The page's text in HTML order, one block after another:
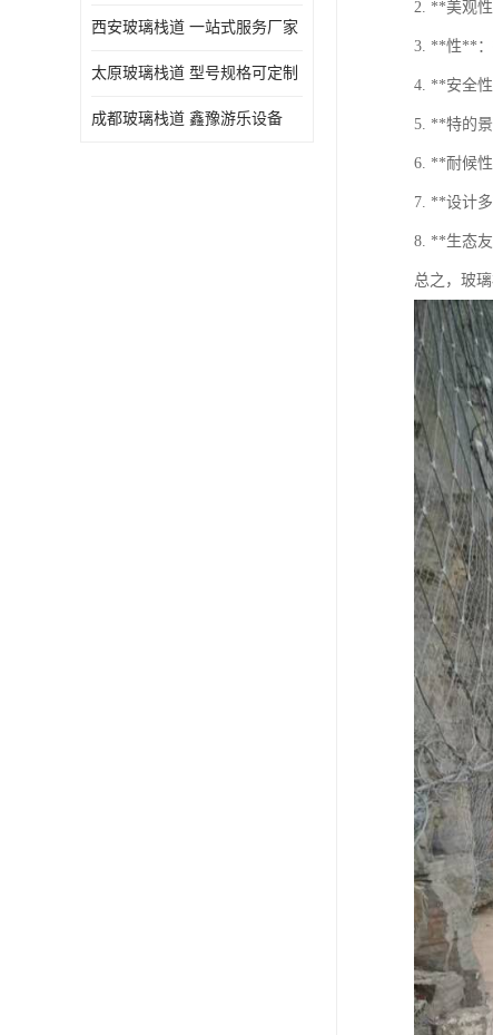
西安玻璃栈道 一站式服务厂家
太原玻璃栈道 型号规格可定制
成都玻璃栈道 鑫豫游乐设备
2. **美观
3. **性**：
4. **安全
5. **特的
6. **耐候
7. **设计
8. **生态
总之，玻